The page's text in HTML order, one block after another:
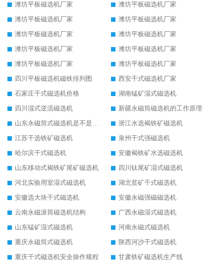
潍坊平板磁选机厂家
潍坊平板磁选机厂家
潍坊平板磁选机厂家
潍坊平板磁选机厂家
潍坊平板磁选机厂家
潍坊平板磁选机厂家
潍坊平板磁选机厂家
潍坊平板磁选机厂家
潍坊平板磁选机厂家
潍坊平板磁选机厂家
四川平板磁选机磁铁排列图
西安干式磁选机厂家
石家庄干式磁选机价格
湖南锰矿湿式磁选机
四川湿式逆流磁选机
新疆永磁筒磁选机的工作原理
山东永磁筒式磁选机是不是强磁
浙江水选褐铁矿磁选机
江苏干选铁矿磁选机
泉州干式强磁选机
哈尔滨干式磁选机
安徽褐铁矿水选磁选机
山东移动式褐铁矿尾矿磁选机
四川钛尾矿湿式磁选机
河北实验用室湿式磁选机
湖北贫矿干式磁选机
安徽选大块干式磁选机
安徽永磁强磁磁选机
云南永磁滚筒磁选机结构
广西永磁湿式磁选机
山东锰矿湿式磁选机
河南永磁式磁选机
重庆永磁筒式磁选机
陕西河沙干式磁选机
重庆干式磁选机安全操作规程
甘肃铁矿磁选机生产线